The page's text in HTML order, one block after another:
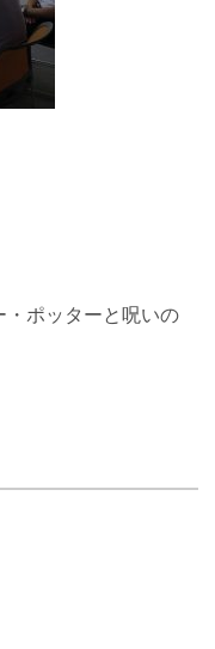
ポッターと呪いの